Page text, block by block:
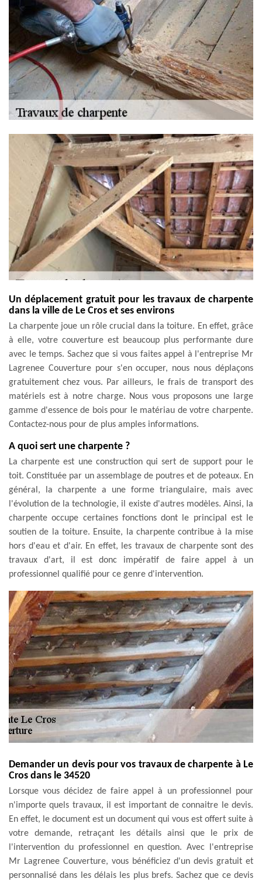
Un déplacement gratuit pour les travaux de charpente
dans la ville de Le Cros et ses environs
La charpente joue un rôle crucial dans la toiture. En effet, grâce
à elle, votre couverture est beaucoup plus performante dure
avec le temps. Sachez que si vous faites appel à l'entreprise Mr
Lagrenee Couverture pour s'en occuper, nous nous déplaçons
gratuitement chez vous. Par ailleurs, le frais de transport des
matériels est à notre charge. Nous vous proposons une large
gamme d'essence de bois pour le matériau de votre charpente.
Contactez-nous pour de plus amples informations.
A quoi sert une charpente ?
La charpente est une construction qui sert de support pour le
toit. Constituée par un assemblage de poutres et de poteaux. En
général, la charpente a une forme triangulaire, mais avec
l'évolution de la technologie, il existe d'autres modèles. Ainsi, la
charpente occupe certaines fonctions dont le principal est le
soutien de la toiture. Ensuite, la charpente contribue à la mise
hors d'eau et d'air. En effet, les travaux de charpente sont des
travaux d'art, il est donc impératif de faire appel à un
professionnel qualifié pour ce genre d'intervention.
Demander un devis pour vos travaux de charpente à Le
Cros dans le 34520
Lorsque vous décidez de faire appel à un professionnel pour
n'importe quels travaux, il est important de connaitre le devis.
En effet, le document est un document qui vous est offert suite à
votre demande, retraçant les détails ainsi que le prix de
l'intervention du professionnel en question. Avec l'entreprise
Mr Lagrenee Couverture, vous bénéficiez d'un devis gratuit et
personnalisé dans les délais les plus brefs. Sachez que ce devis